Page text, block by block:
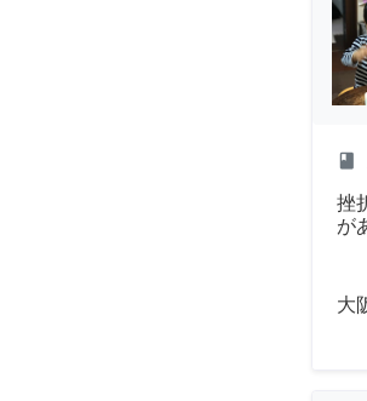
class
挫
が
大